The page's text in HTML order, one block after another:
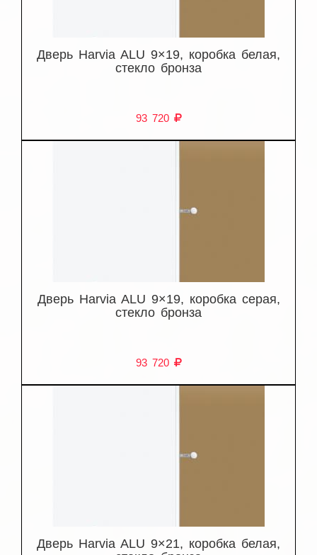
Дверь Harvia ALU 9×19, коробка белая,
стекло бронза
93 720
Дверь Harvia ALU 9×19, коробка серая,
стекло бронза
93 720
Дверь Harvia ALU 9×21, коробка белая,